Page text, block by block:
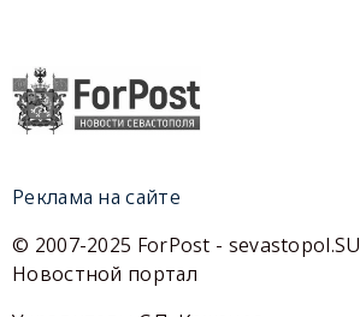
Реклама на сайте
© 2007-2025 ForPost - sevastopol.SU
Новостной портал